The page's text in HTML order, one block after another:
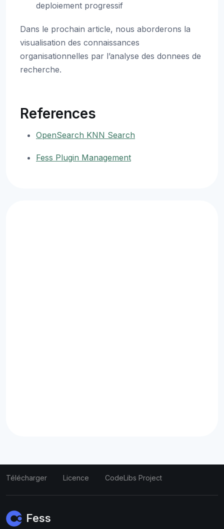
deploiement progressif
Dans le prochain article, nous aborderons la
visualisation des connaissances
organisationnelles par l’analyse des donnees de
recherche.
References
OpenSearch KNN Search
Fess Plugin Management
Télécharger Licence CodeLibs Project
Fess